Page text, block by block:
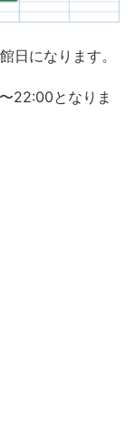
日になります。
22:00となりま